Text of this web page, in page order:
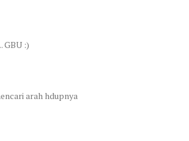
GBU :)
arah hdupnya